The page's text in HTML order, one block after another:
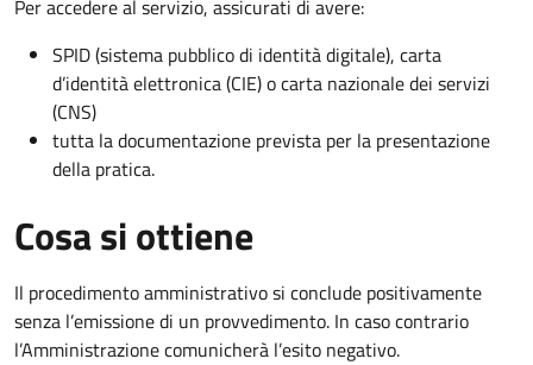
Per accedere al servizio, assicurati di avere:
SPID (sistema pubblico di identità digitale), carta
d’identità elettronica (CIE) o carta nazionale dei servizi
(CNS)
tutta la documentazione prevista per la presentazione
della pratica.
Cosa si ottiene
Il procedimento amministrativo si conclude positivamente
senza l’emissione di un provvedimento. In caso contrario
l’Amministrazione comunicherà l’esito negativo.